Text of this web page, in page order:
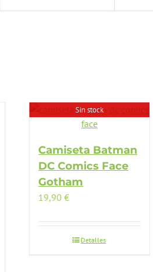
Sin stock
Camiseta Batman
DC Comics Face
Gotham
19,90€
Detalles